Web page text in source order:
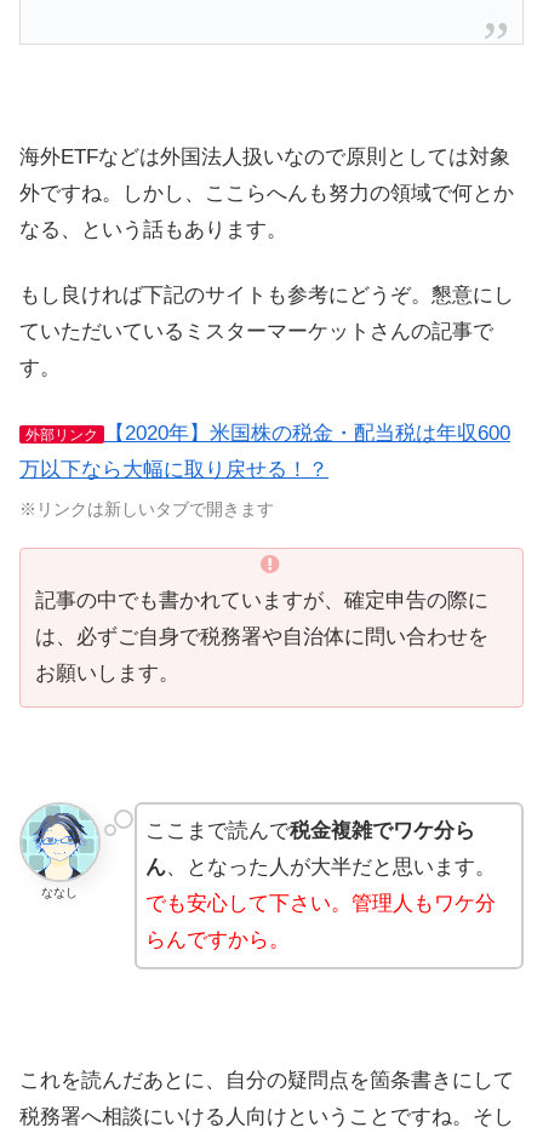
海外ETFなどは外国法人扱いなので原則としては対象
外ですね。しかし、ここらへんも努力の領域で何とか
なる、という話もあります。
もし良ければ下記のサイトも参考にどうぞ。懇意にし
ていただいているミスターマーケットさんの記事で
す。
外部リンク
【2020年】米国株の税金・配当税は年収600
万以下なら大幅に取り戻せる！？
※リンクは新しいタブで開きます
記事の中でも書かれていますが、確定申告の際に
は、必ずご自身で税務署や自治体に問い合わせを
お願いします。
ななし
ここまで読んで税金複雑でワケ分ら
ん、となった人が大半だと思います。
でも安心して下さい。管理人もワケ分
らんですから。
これを読んだあとに、自分の疑問点を箇条書きにして
税務署へ相談にいける人向けということですね。そし